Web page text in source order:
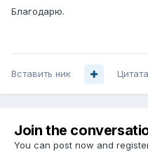
Благодарю.
Вставить ник Цитата
Join the
You can post now and